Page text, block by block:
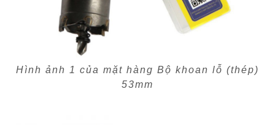
Hình ảnh 1 của mặt hàng Bộ khoan lỗ (thép)
53mm